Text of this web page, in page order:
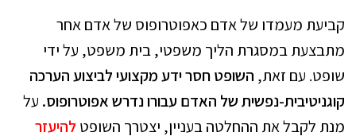
קביעת מעמדו של אדם כאפוטרופוס של אדם אחר
מתבצעת במסגרת הליך משפטי, בית משפט, על ידי
שופט. עם זאת, השופט חסר ידע מקצועי לביצוע הערכה
קוגניטיבית-נפשית של האדם עבורו נדרש אפוטרופוס. על
מנת לקבל את ההחלטה בעניין, יצטרך השופט להיעזר